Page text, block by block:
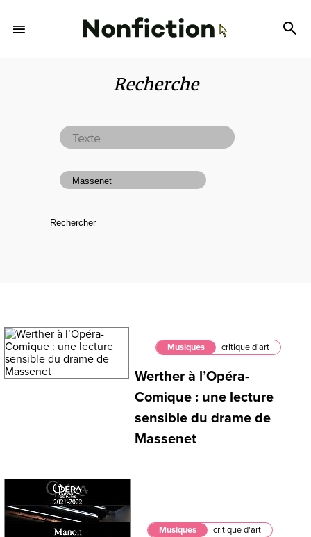
Recherche
Musiques critique d'art
Werther à l’Opéra-
Comique : une lecture
sensible du drame de
Massenet
Musiques critique d'art